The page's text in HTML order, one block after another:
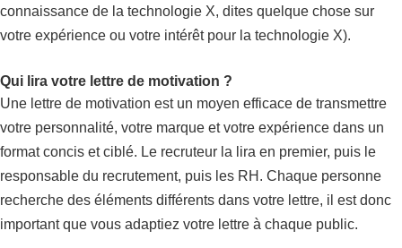
connaissance de la technologie X, dites quelque chose sur
votre expérience ou votre intérêt pour la technologie X).
Qui lira votre lettre de motivation ?
Une lettre de motivation est un moyen efficace de transmettre
votre personnalité, votre marque et votre expérience dans un
format concis et ciblé. Le recruteur la lira en premier, puis le
responsable du recrutement, puis les RH. Chaque personne
recherche des éléments différents dans votre lettre, il est donc
important que vous adaptiez votre lettre à chaque public.